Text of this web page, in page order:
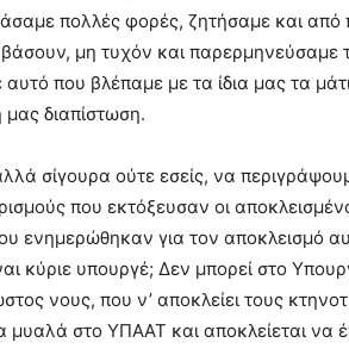
πολλές φορές, ζητήσαμε και από
μη τυχόν και παρερμηνεύσαμε
που βλέπαμε με τα ίδια μας τα
διαπίστωση.
σίγουρα ούτε εσείς, να
που εκτόξευσαν οι
ενημερώθηκαν για τον αποκλεισμό
κύριε υπουργέ; Δεν μπορεί στο
νους, που ν’ αποκλείει τους
στο ΥΠΑΑΤ και αποκλείεται να